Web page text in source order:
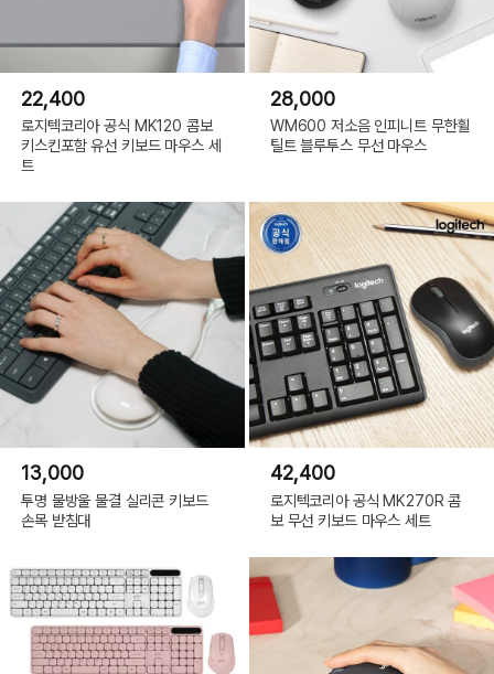
22,400
로지텍코리아 공식 MK120 콤보
키스킨포함 유선 키보드 마우스 세
트
28,000
WM600 저소음 인피니트 무한휠
틸트 블루투스 무선 마우스
13,000
투명 물방울 물결 실리콘 키보드
손목 받침대
42,400
로지텍코리아 공식 MK270R 콤
보 무선 키보드 마우스 세트